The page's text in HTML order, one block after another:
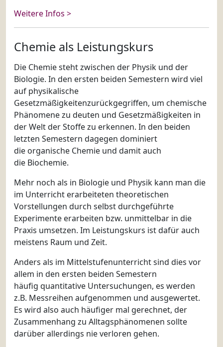
Weitere Infos >
Chemie als Leistungskurs
Die Chemie steht zwischen der Physik und der
Biologie. In den ersten beiden Semestern wird viel
auf physikalische
Gesetzmäßigkeitenzurückgegriffen, um chemische
Phänomene zu deuten und Gesetzmäßigkeiten in
der Welt der Stoffe zu erkennen. In den beiden
letzten Semestern dagegen dominiert
die organische Chemie und damit auch
die Biochemie.
Mehr noch als in Biologie und Physik kann man die
im Unterricht erarbeiteten theoretischen
Vorstellungen durch selbst durchgeführte
Experimente erarbeiten bzw. unmittelbar in die
Praxis umsetzen. Im Leistungskurs ist dafür auch
meistens Raum und Zeit.
Anders als im Mittelstufenunterricht sind dies vor
allem in den ersten beiden Semestern
häufig quantitative Untersuchungen, es werden
z.B. Messreihen aufgenommen und ausgewertet.
Es wird also auch häufiger mal gerechnet, der
Zusammenhang zu Alltagsphänomenen sollte
darüber allerdings nie verloren gehen.